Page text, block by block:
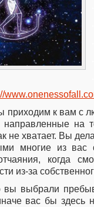
приходим к вам с
направленные на
не хватает. Вы
многие из вас
когда
из-за
вы выбрали
вас бы здесь